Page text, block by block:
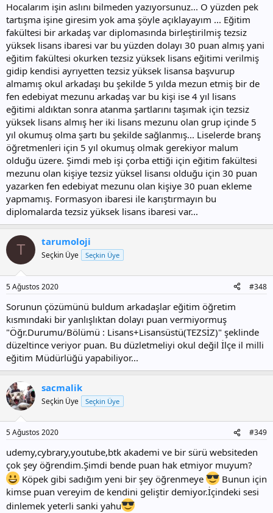
Hocalarım işin aslını bilmeden yazıyorsunuz... O yüzden pek
tartışma işine giresim yok ama şöyle açıklayayım ... Eğitim
fakültesi bir arkadaş var diplomasında birleştirilmiş tezsiz
yüksek lisans ibaresi var bu yüzden dolayı 30 puan almış yani
eğitim fakültesi okurken tezsiz yüksek lisans eğitimi verilmiş
gidip kendisi ayrıyetten tezsiz yüksek lisansa başvurup
almamış okul arkadaşı bu şekilde 5 yılda mezun etmiş bir de
fen edebiyat mezunu arkadaş var bu kişi ise 4 yıl lisans
eğitimi aldıktan sonra atanma şartlarını taşımak için tezsiz
yüksek lisans almış her iki lisans mezunu olan grup içinde 5
yıl okumuş olma şartı bu şekilde sağlanmış... Liselerde branş
öğretmenleri için 5 yıl okumuş olmak gerekiyor malum
olduğu üzere. Şimdi meb işi çorba ettiği için eğitim fakültesi
mezunu olan kişiye tezsiz yüksel lisansı olduğu için 30 puan
yazarken fen edebiyat mezunu olan kişiye 30 puan ekleme
yapmamış. Formasyon ibaresi ile karıştırmayın bu
diplomalarda tezsiz yüksek lisans ibaresi var...
T tarumoloji
Seçkin Üye Seçkin Üye
5 Ağustos 2020 #348
Sorunun çözümünü buldum arkadaşlar eğitim öğretim
kısmındaki bir yanlışlıktan dolayı puan vermiyormuş
"Öğr.Durumu/Bölümü : Lisans+Lisansüstü(TEZSİZ)" şeklinde
düzeltince veriyor puan. Bu düzletmeliyi okul değil İlçe il milli
eğitim Müdürlüğü yapabiliyor...
sacmalik
Seçkin Üye Seçkin Üye
5 Ağustos 2020 #349
udemy,cybrary,youtube,btk akademi ve bir sürü websiteden
çok şey öğrendim.Şimdi bende puan hak etmiyor muyum?
Köpek gibi sadığım yeni bir şey öğrenmeye
Bunun için
kimse puan vereyim de kendini geliştir demiyor.İçindeki sesi
dinlemek yeterli sanki yahu